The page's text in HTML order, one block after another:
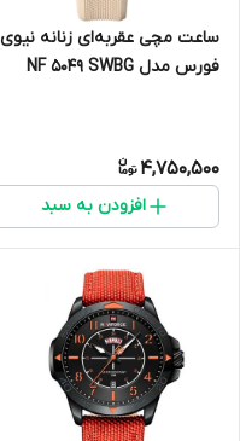
ساعت مچی عقربه‌ای زنانه نیوی
فورس مدل NF 5049 SWBG
4,750,500
افزودن به سبد